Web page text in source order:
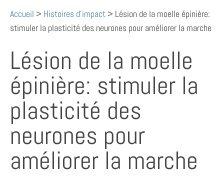
Accueil > Histoires d'impact > Lésion de la moelle épinière:
stimuler la plasticité des neurones pour améliorer la marche
Lésion de la moelle
épinière: stimuler la
plasticité des
neurones pour
améliorer la marche